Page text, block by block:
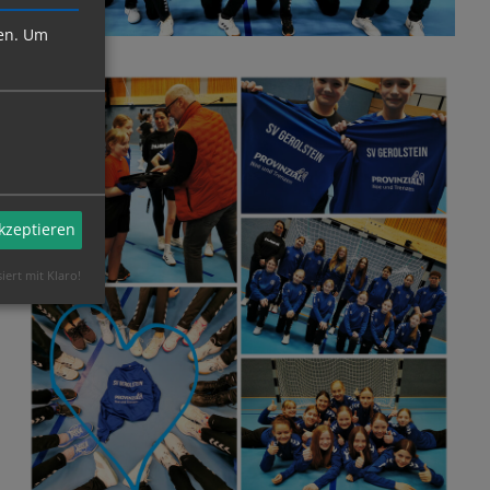
Um
mit Klaro!